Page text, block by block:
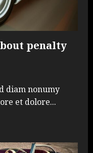
penalty
diam nonumy
et dolore...